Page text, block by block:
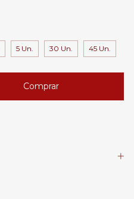
5 Un. 30 Un. 45 Un.